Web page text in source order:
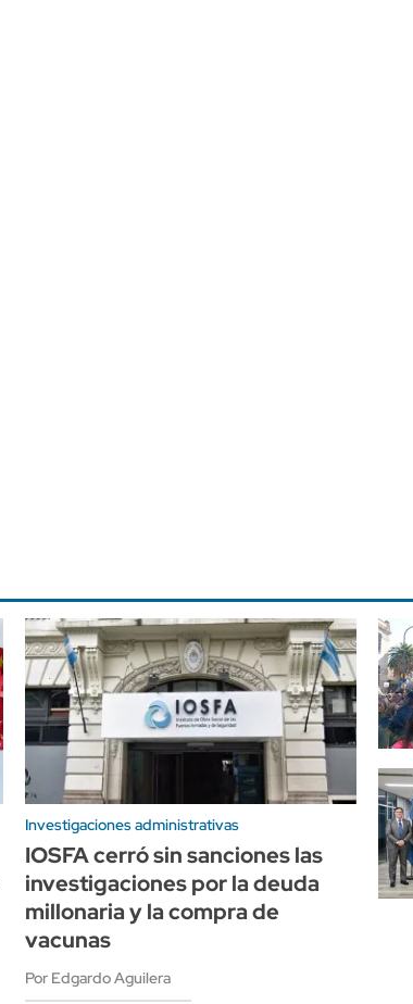
Investigaciones administrativas
IOSFA cerró sin sanciones las
investigaciones por la deuda
millonaria y la compra de
vacunas
Por Edgardo Aguilera